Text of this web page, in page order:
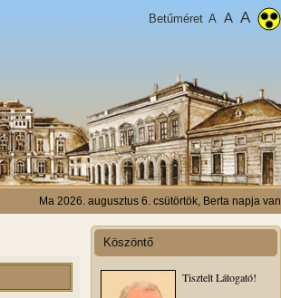
Betűméret A A A
Ma 2026. augusztus 6. csütörtök, Berta napja van
Köszöntő
Tisztelt Látogató!